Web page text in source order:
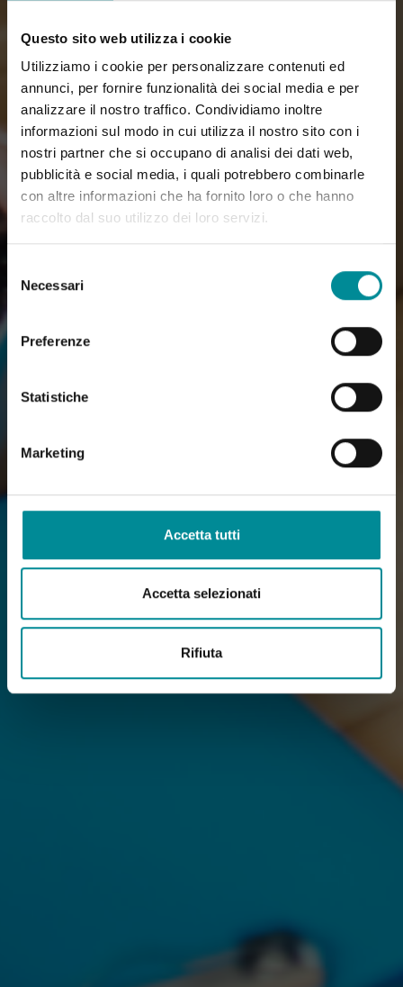
Questo sito web utilizza i cookie
Utilizziamo i cookie per personalizzare contenuti ed
annunci, per fornire funzionalità dei social media e per
analizzare il nostro traffico. Condividiamo inoltre
informazioni sul modo in cui utilizza il nostro sito con i
nostri partner che si occupano di analisi dei dati web,
pubblicità e social media, i quali potrebbero combinarle
con altre informazioni che ha fornito loro o che hanno
raccolto dal suo utilizzo dei loro servizi.
del
consenso
Necessari
Preferenze
Statistiche
Marketing
Accetta tutti
Accetta selezionati
Rifiuta